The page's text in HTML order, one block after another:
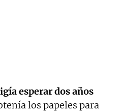
esperar dos años
los papeles para